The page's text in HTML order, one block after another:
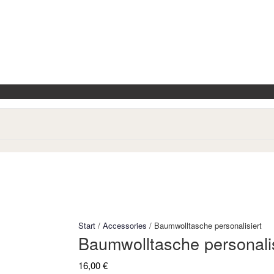
VIELEN
Start /Accessories / Baumwolltasche personalisiert
Baumwolltasche
16,00€